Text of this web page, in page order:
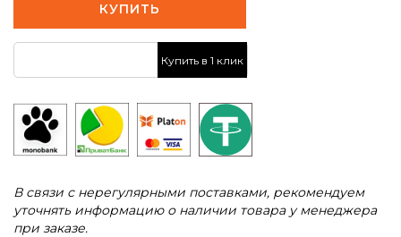
КУПИТЬ
Купить в 1 клик
В связи с нерегулярными поставками, рекомендуем
уточнять информацию о наличии товара у менеджера
при заказе.